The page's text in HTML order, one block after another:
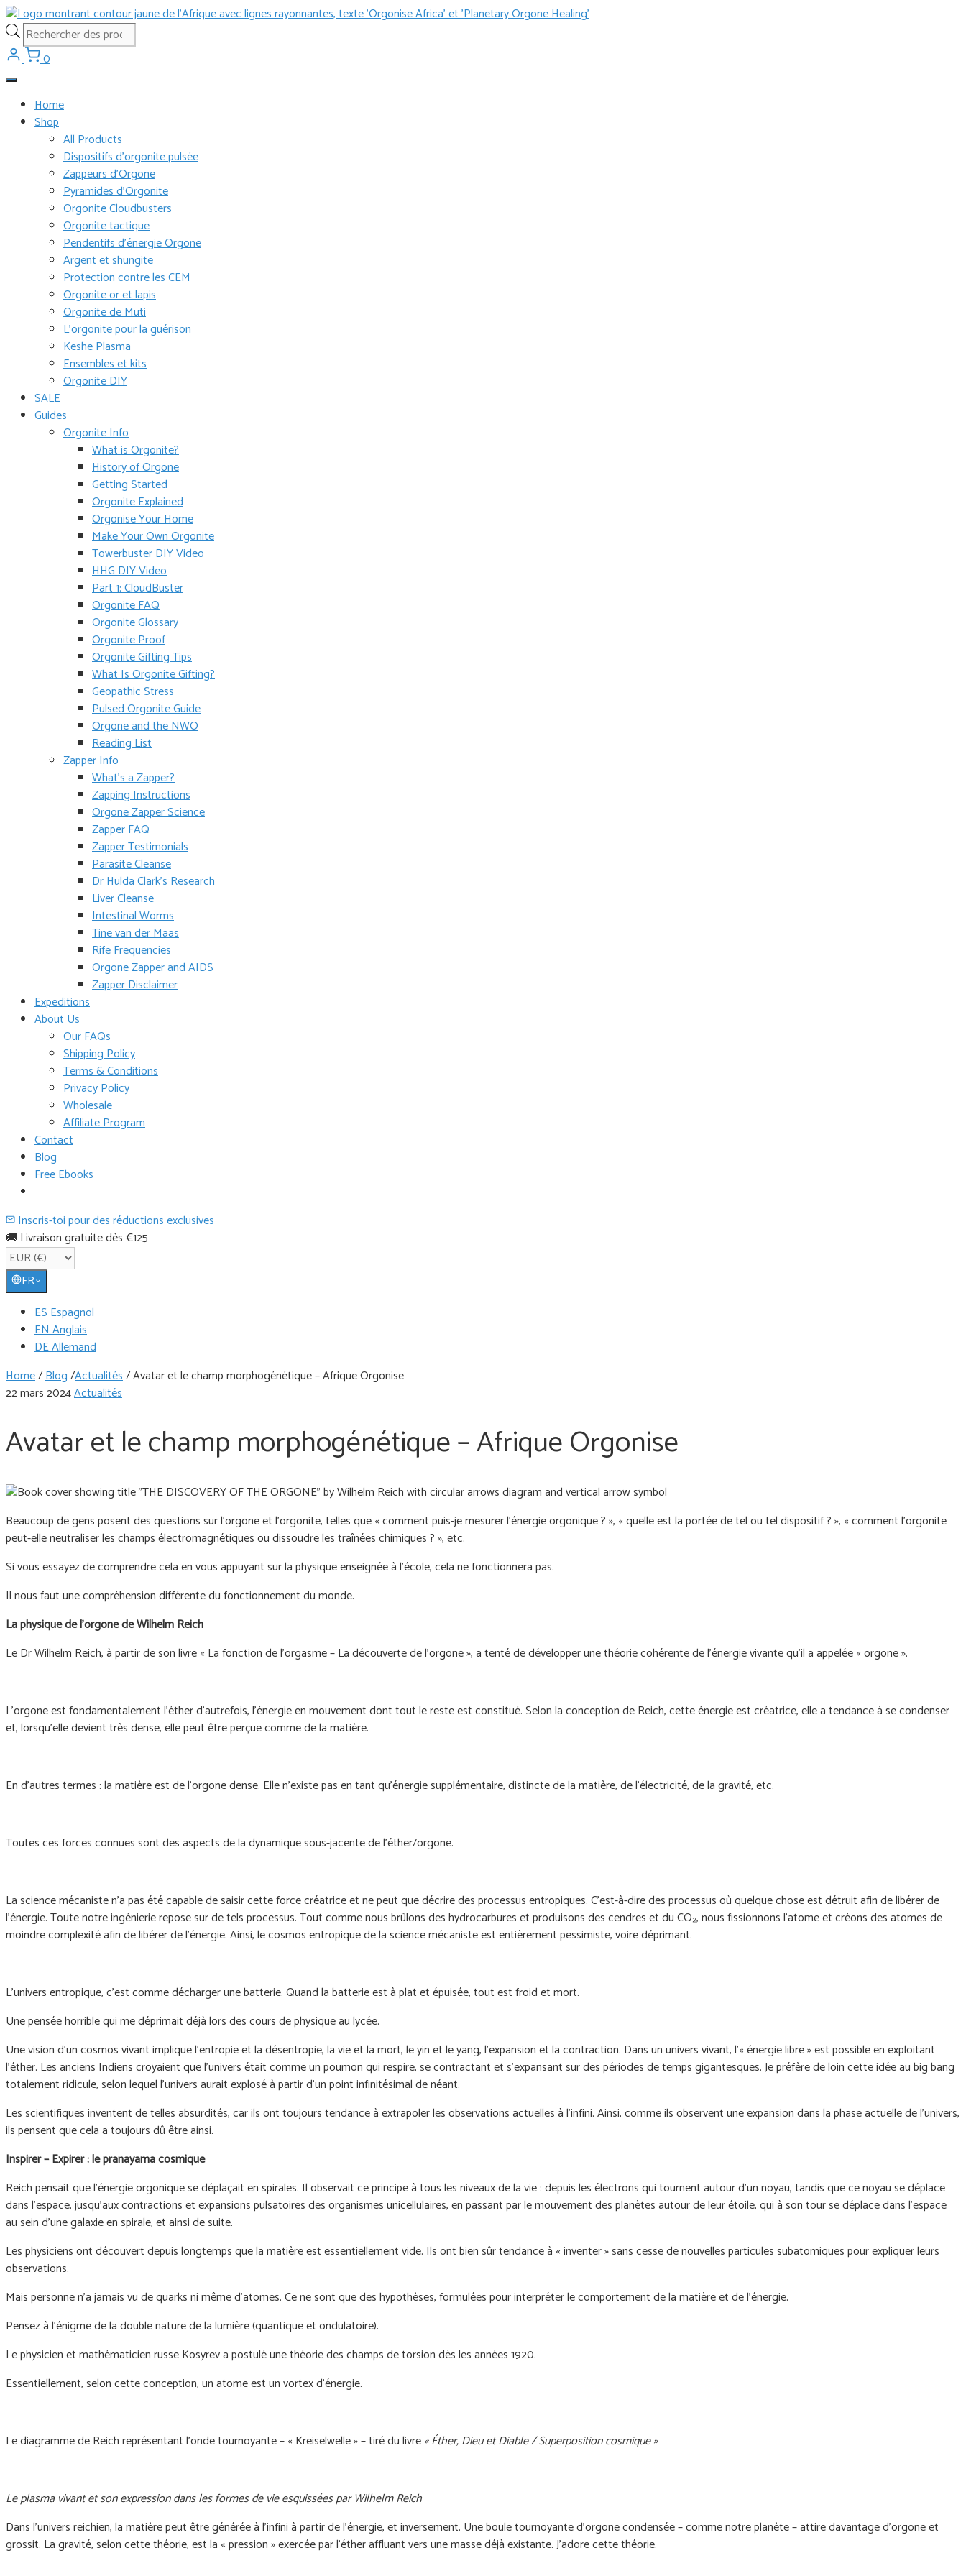
Aller
au
contenu
Recherche
de
produits
0
Home
Shop
All Products
Dispositifs d’orgonite pulsée
Zappeurs d’Orgone
Pyramides d’Orgonite
Orgonite Cloudbusters
Orgonite tactique
Pendentifs d’énergie Orgone
Argent et shungite
Protection contre les CEM
Orgonite or et lapis
Orgonite de Muti
L’orgonite pour la guérison
Keshe Plasma
Ensembles et kits
Orgonite DIY
SALE
Guides
Orgonite Info
What is Orgonite?
History of Orgone
Getting Started
Orgonite Explained
Orgonise Your Home
Make Your Own Orgonite
Towerbuster DIY Video
HHG DIY Video
Part 1: CloudBuster
Orgonite FAQ
Orgonite Glossary
Orgonite Proof
Orgonite Gifting Tips
What Is Orgonite Gifting?
Geopathic Stress
Pulsed Orgonite Guide
Orgone and the NWO
Reading List
Zapper Info
What’s a Zapper?
Zapping Instructions
Orgone Zapper Science
Zapper FAQ
Zapper Testimonials
Parasite Cleanse
Dr Hulda Clark’s Research
Liver Cleanse
Intestinal Worms
Tine van der Maas
Rife Frequencies
Orgone Zapper and AIDS
Zapper Disclaimer
Expeditions
About Us
Our FAQs
Shipping Policy
Terms & Conditions
Privacy Policy
Wholesale
Affiliate Program
Contact
Blog
Free Ebooks
Inscris-toi pour des réductions exclusives
🚚 Livraison gratuite dès €125
FR
ES Espagnol
EN Anglais
DE Allemand
Home/Blog/Actualités/Avatar et le champ morphogénétique – Afrique Orgonise
22 mars 2024Actualités
Avatar et le champ morphogénétique – Afrique Orgonise
Beaucoup de gens posent des questions sur l'orgone et l'orgonite, telles que « comment puis-je mesurer l'énergie orgonique ? », « quelle est la portée de tel ou tel dispositif ? », « comment l'orgonite
peut-elle neutraliser les champs électromagnétiques ou dissoudre les traînées chimiques ? », etc.
Si vous essayez de comprendre cela en vous appuyant sur la physique enseignée à l'école, cela ne fonctionnera pas.
Il nous faut une compréhension différente du fonctionnement du monde.
La physique de l'orgone de Wilhelm Reich
Le Dr Wilhelm Reich, à partir de son livre « La fonction de l'orgasme – La découverte de l'orgone », a tenté de développer une théorie cohérente de l'énergie vivante qu'il a appelée « orgone ».
L'orgone est fondamentalement l'éther d'autrefois, l'énergie en mouvement dont tout le reste est constitué. Selon la conception de Reich, cette énergie est créatrice, elle a tendance à se condenser
et, lorsqu'elle devient très dense, elle peut être perçue comme de la matière.
En d'autres termes : la matière est de l'orgone dense. Elle n'existe pas en tant qu'énergie supplémentaire, distincte de la matière, de l'électricité, de la gravité, etc.
Toutes ces forces connues sont des aspects de la dynamique sous-jacente de l’éther/orgone.
La science mécaniste n’a pas été capable de saisir cette force créatrice et ne peut que décrire des processus entropiques. C’est-à-dire des processus où quelque chose est détruit afin de libérer de
l’énergie. Toute notre ingénierie repose sur de tels processus. Tout comme nous brûlons des hydrocarbures et produisons des cendres et du CO₂, nous fissionnons l’atome et créons des atomes de
moindre complexité afin de libérer de l’énergie. Ainsi, le cosmos entropique de la science mécaniste est entièrement pessimiste, voire déprimant.
L'univers entropique, c'est comme décharger une batterie. Quand la batterie est à plat et épuisée, tout est froid et mort.
Une pensée horrible qui me déprimait déjà lors des cours de physique au lycée.
Une vision d’un cosmos vivant implique l’entropie et la désentropie, la vie et la mort, le yin et le yang, l’expansion et la contraction. Dans un univers vivant, l’« énergie libre » est possible en exploitant
l’éther. Les anciens Indiens croyaient que l’univers était comme un poumon qui respire, se contractant et s’expansant sur des périodes de temps gigantesques. Je préfère de loin cette idée au big bang
totalement ridicule, selon lequel l’univers aurait explosé à partir d’un point infinitésimal de néant.
Les scientifiques inventent de telles absurdités, car ils ont toujours tendance à extrapoler les observations actuelles à l’infini. Ainsi, comme ils observent une expansion dans la phase actuelle de l’univers,
ils pensent que cela a toujours dû être ainsi.
Inspirer – Expirer : le pranayama cosmique
Reich pensait que l'énergie orgonique se déplaçait en spirales. Il observait ce principe à tous les niveaux de la vie : depuis les électrons qui tournent autour d'un noyau, tandis que ce noyau se déplace
dans l'espace, jusqu'aux contractions et expansions pulsatoires des organismes unicellulaires, en passant par le mouvement des planètes autour de leur étoile, qui à son tour se déplace dans l'espace
au sein d'une galaxie en spirale, et ainsi de suite.
Les physiciens ont découvert depuis longtemps que la matière est essentiellement vide. Ils ont bien sûr tendance à « inventer » sans cesse de nouvelles particules subatomiques pour expliquer leurs
observations.
Mais personne n’a jamais vu de quarks ni même d’atomes. Ce ne sont que des hypothèses, formulées pour interpréter le comportement de la matière et de l’énergie.
Pensez à l'énigme de la double nature de la lumière (quantique et ondulatoire).
Le physicien et mathématicien russe Kosyrev a postulé une théorie des champs de torsion dès les années 1920.
Essentiellement, selon cette conception, un atome est un vortex d'énergie.
Le diagramme de Reich représentant l'onde tournoyante – « Kreiselwelle » – tiré du livre« Éther, Dieu et Diable / Superposition cosmique »
Le plasma vivant et son expression dans les formes de vie esquissées par Wilhelm Reich
Dans l'univers reichien, la matière peut être générée à l'infini à partir de l'énergie, et inversement. Une boule tournoyante d'orgone condensée – comme notre planète – attire davantage d'orgone et
grossit. La gravité, selon cette théorie, est la « pression » exercée par l'éther affluant vers une masse déjà existante. J'adore cette théorie.